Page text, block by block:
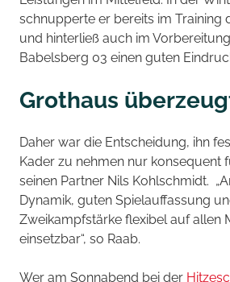
schnupperte er bereits im Training
und hinterließ auch im
Babelsberg 03 einen guten
Grothaus
Daher war die Entscheidung, ihn
Kader zu nehmen nur konsequent
seinen Partner Nils Kohlschmidt.
Dynamik, guten Spielauffassung
Zweikampfstärke flexibel auf allen
einsetzbar“, so Raab.
Wer am Sonnabend bei der